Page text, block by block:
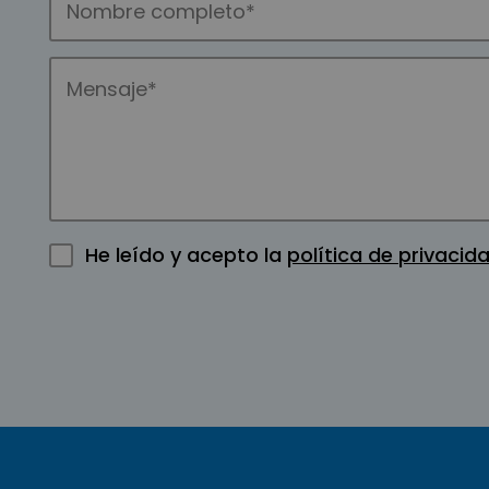
He leído y acepto la política de